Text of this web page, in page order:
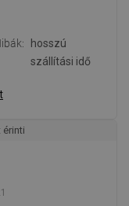
hosszú
szállítási idő
érinti